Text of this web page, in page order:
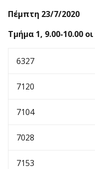
Πέμπτη 23/7/2020
Τμήμα 1, 9.00-10.00
6327
7120
7104
7028
7153